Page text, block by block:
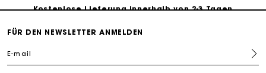
PayPal - Bezahlung nach 30 Tagen
FÜR DEN NEWSLETTER ANMELDEN
E-mail